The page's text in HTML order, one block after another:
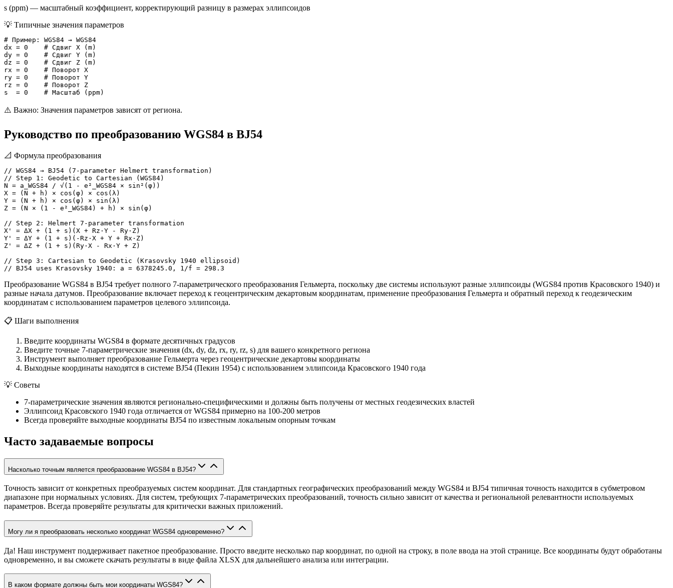
s (ppm) — масштабный коэффициент, корректирующий разницу в размерах эллипсоидов
💡 Типичные значения параметров
# Пример: WGS84 → WGS84
dx = 0    # Сдвиг X (m)
dy = 0    # Сдвиг Y (m)
dz = 0    # Сдвиг Z (m)
rx = 0    # Поворот X
ry = 0    # Поворот Y
rz = 0    # Поворот Z
s  = 0    # Масштаб (ppm)
⚠️ Важно: Значения параметров зависят от региона.
Руководство по преобразованию WGS84 в BJ54
📐 Формула преобразования
// WGS84 → BJ54 (7-parameter Helmert transformation)
// Step 1: Geodetic to Cartesian (WGS84)
N = a_WGS84 / √(1 - e²_WGS84 × sin²(φ))
X = (N + h) × cos(φ) × cos(λ)
Y = (N + h) × cos(φ) × sin(λ)
Z = (N × (1 - e²_WGS84) + h) × sin(φ)
// Step 2: Helmert 7-parameter transformation
X' = ΔX + (1 + s)(X + Rz·Y - Ry·Z)
Y' = ΔY + (1 + s)(-Rz·X + Y + Rx·Z)
Z' = ΔZ + (1 + s)(Ry·X - Rx·Y + Z)
// Step 3: Cartesian to Geodetic (Krasovsky 1940 ellipsoid)
// BJ54 uses Krasovsky 1940: a = 6378245.0, 1/f = 298.3
Преобразование WGS84 в BJ54 требует полного 7-параметрического преобразования Гельмерта, поскольку две системы используют разные эллипсоиды (WGS84 против Красовского 1940) и
разные начала датумов. Преобразование включает переход к геоцентрическим декартовым координатам, применение преобразования Гельмерта и обратный переход к геодезическим
координатам с использованием параметров целевого эллипсоида.
📋 Шаги выполнения
Введите координаты WGS84 в формате десятичных градусов
Введите точные 7-параметрические значения (dx, dy, dz, rx, ry, rz, s) для вашего конкретного региона
Инструмент выполняет преобразование Гельмерта через геоцентрические декартовы координаты
Выходные координаты находятся в системе BJ54 (Пекин 1954) с использованием эллипсоида Красовского 1940 года
💡 Советы
7-параметрические значения являются регионально-специфическими и должны быть получены от местных геодезических властей
Эллипсоид Красовского 1940 года отличается от WGS84 примерно на 100-200 метров
Всегда проверяйте выходные координаты BJ54 по известным локальным опорным точкам
Часто задаваемые вопросы
Насколько точным является преобразование WGS84 в BJ54?
Точность зависит от конкретных преобразуемых систем координат. Для стандартных географических преобразований между WGS84 и BJ54 типичная точность находится в субметровом
диапазоне при нормальных условиях. Для систем, требующих 7-параметрических преобразований, точность сильно зависит от качества и региональной релевантности используемых
параметров. Всегда проверяйте результаты для критически важных приложений.
Могу ли я преобразовать несколько координат WGS84 одновременно?
Да! Наш инструмент поддерживает пакетное преобразование. Просто введите несколько пар координат, по одной на строку, в поле ввода на этой странице. Все координаты будут обработаны
одновременно, и вы сможете скачать результаты в виде файла XLSX для дальнейшего анализа или интеграции.
В каком формате должны быть мои координаты WGS84?